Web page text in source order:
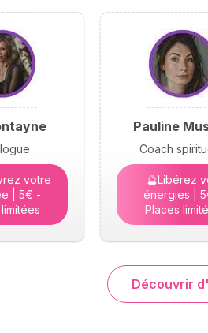
votre
| 5€ -
Pauline
Coach
🔮Libérez
énergies |
Places
Découvrir